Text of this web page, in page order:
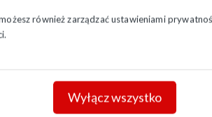
również zarządzać ustawieniami
Wyłącz wszystko